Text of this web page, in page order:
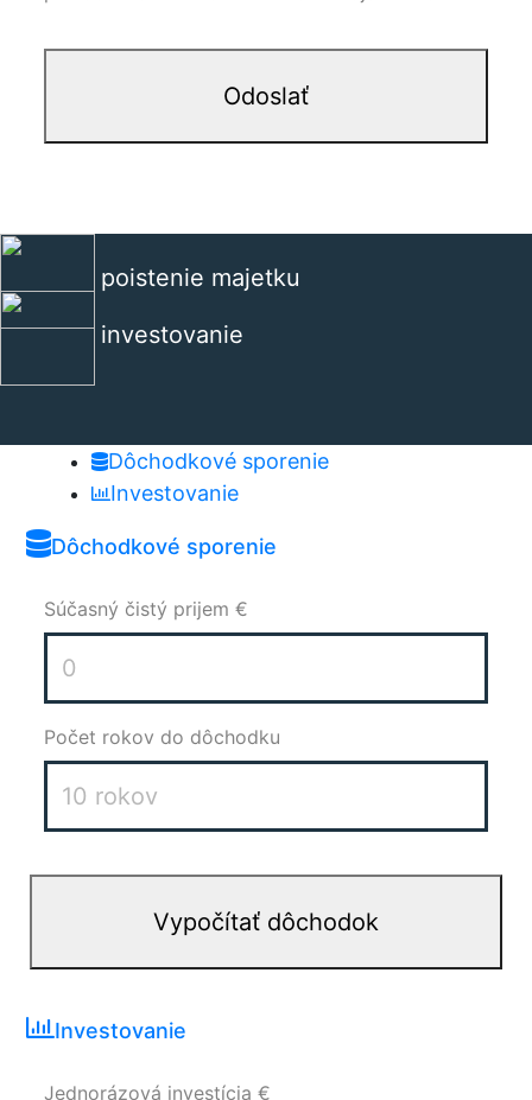
poistenie majetku
investovanie
Dôchodkové sporenie
Investovanie
Dôchodkové sporenie
Súčasný čistý prijem €
Počet rokov do dôchodku
Investovanie
Jednorázová investícia €